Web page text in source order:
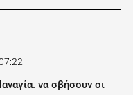
να σβήσουν οι